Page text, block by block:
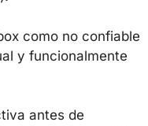
como no confiable
y funcionalmente
antes de